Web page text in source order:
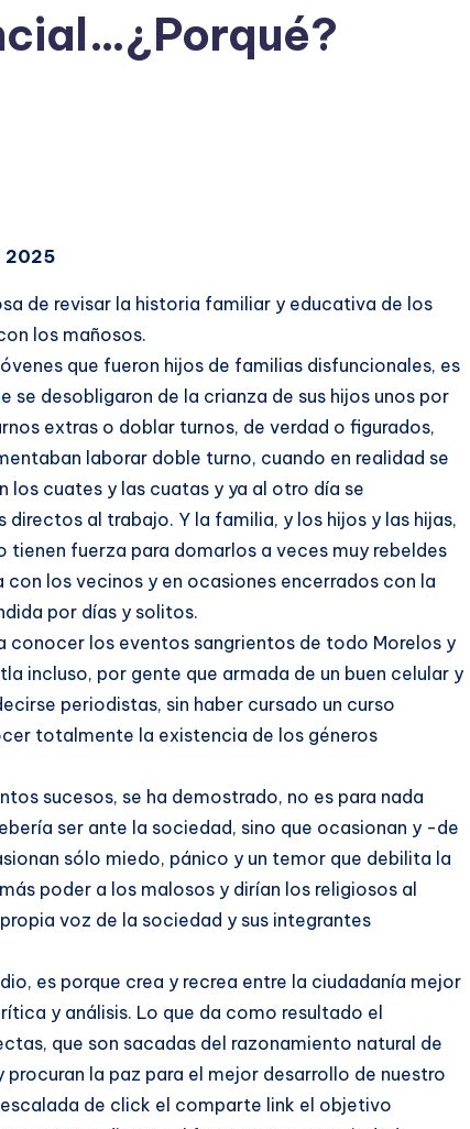
2025
de revisar la historia familiar y educativa de los
los mañosos.
que fueron hijos de familias disfuncionales, es
se desobligaron de la crianza de sus hijos unos por
extras o doblar turnos, de verdad o figurados,
laborar doble turno, cuando en realidad se
los cuates y las cuatas y ya al otro día se
al trabajo. Y la familia, y los hijos y las hijas,
tienen fuerza para domarlos a veces muy rebeldes
los vecinos y en ocasiones encerrados con la
por días y solitos.
conocer los eventos sangrientos de todo Morelos y
incluso, por gente que armada de un buen celular y
periodistas, sin haber cursado un curso
totalmente la existencia de los géneros
sucesos, se ha demostrado, no es para nada
ser ante la sociedad, sino que ocasionan y -de
sólo miedo, pánico y un temor que debilita la
poder a los malosos y dirían los religiosos al
voz de la sociedad y sus integrantes
es porque crea y recrea entre la ciudadanía mejor
y análisis. Lo que da como resultado el
que son sacadas del razonamiento natural de
la paz para el mejor desarrollo de nuestro
de click el comparte link el objetivo